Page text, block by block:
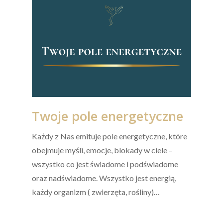
Twoje pole energetyczne
Każdy z Nas emituje pole energetyczne, które
obejmuje myśli, emocje, blokady w ciele –
wszystko co jest świadome i podświadome
oraz nadświadome. Wszystko jest energią,
każdy organizm ( zwierzęta, rośliny)…